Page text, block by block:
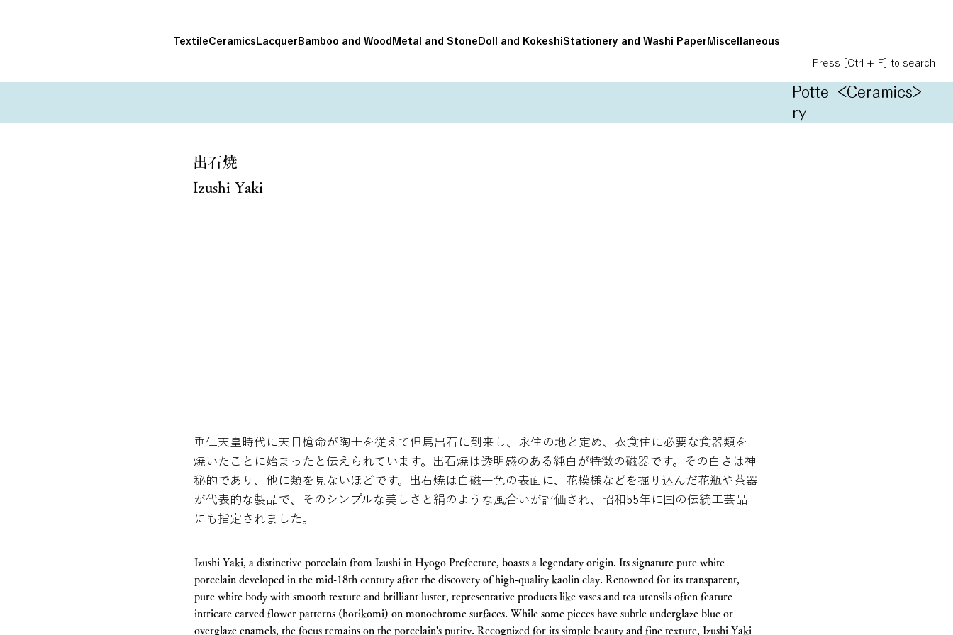
TextileCeramicsLacquerBamboo and WoodMetal and StoneDoll and KokeshiStationery and Washi PaperMiscellaneous
Press [Ctrl + F] to search
Potte
ry
<Ceramics>
出石焼
Izushi Yaki
垂仁天皇時代に天日槍命が陶士を従えて但馬出石に到来し、永住の地と定め、衣食住に必要な食器類を
焼いたことに始まったと伝えられています。出石焼は透明感のある純白が特徴の磁器です。その白さは神
秘的であり、他に類を見ないほどです。出石焼は白磁一色の表面に、花模様などを掘り込んだ花瓶や茶器
が代表的な製品で、そのシンプルな美しさと絹のような風合いが評価され、昭和55年に国の伝統工芸品
にも指定されました。
Izushi Yaki, a distinctive porcelain from Izushi in Hyogo Prefecture, boasts a legendary origin. Its signature pure white
porcelain developed in the mid-18th century after the discovery of high-quality kaolin clay. Renowned for its transparent,
pure white body with smooth texture and brilliant luster, representative products like vases and tea utensils often feature
intricate carved flower patterns (horikomi) on monochrome surfaces. While some pieces have subtle underglaze blue or
overglaze enamels, the focus remains on the porcelain's purity. Recognized for its simple beauty and fine texture, Izushi Yaki